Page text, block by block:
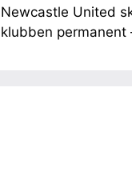
Newcastle United
klubben permanent